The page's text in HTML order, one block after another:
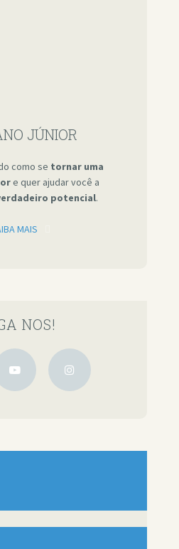
JÚNIOR
como se tornar uma
e quer ajudar você a
potencial.
MAIS
NOS!